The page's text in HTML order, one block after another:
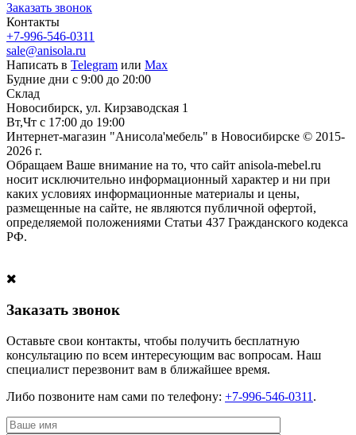
Заказать звонок
Контакты
+7-996-546-0311
sale@anisola.ru
Написать в Telegram или Max
Будние дни с 9:00 до 20:00
Склад
Новосибирск, ул. Кирзаводская 1
Вт,Чт с 17:00 до 19:00
Интернет-магазин "Анисола'мебель" в Новосибирске © 2015-
2026 г.
Обращаем Ваше внимание на то, что сайт anisola-mebel.ru
носит исключительно информационный характер и ни при
каких условиях информационные материалы и цены,
размещенные на сайте, не являются публичной офертой,
определяемой положениями Статьи 437 Гражданского кодекса
РФ.
Заказать звонок
Оставьте свои контакты, чтобы получить бесплатную
консультацию по всем интересующим вас вопросам. Наш
специалист перезвонит вам в ближайшее время.
Либо позвоните нам сами по телефону: +7-996-546-0311 .